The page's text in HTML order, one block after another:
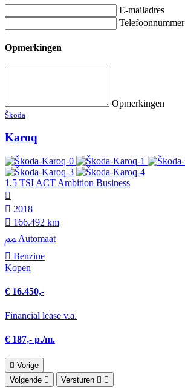
E-mailadres
Telefoonnummer
Opmerkingen
Opmerkingen
Škoda
Karoq
1.5 TSI ACT Ambition Business
2018
166.492 km
Automaat
Benzine
Kopen
€ 16.450,-
Financial lease v.a.
€ 187,- p./m.
Vorige
Volgende
Versturen